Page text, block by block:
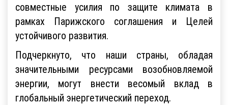
совместные усилия по защите климата в
рамках Парижского соглашения и Целей
устойчивого развития.
Подчеркнуто, что наши страны, обладая
значительными ресурсами возобновляемой
энергии, могут внести весомый вклад в
глобальный энергетический переход.